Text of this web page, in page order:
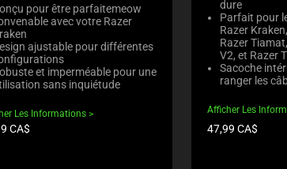
pour être parfaitemeow
avec votre Razer
ajustable pour différentes
et imperméable pour une
sans inquiétude
Les Informations
CA$
dure
Parfait pour
Razer
Razer
V2, et Razer
Sacoche
ranger les
Afficher Les
Prix
47,99 CA$